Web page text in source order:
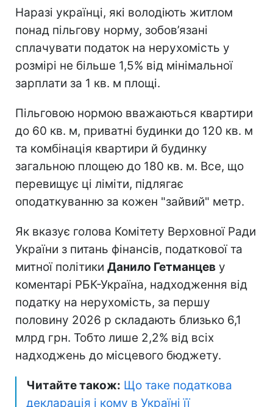
Наразі українці, які володіють житлом
понад пільгову норму, зобов’язані
сплачувати податок на нерухомість у
розмірі не більше 1,5% від мінімальної
зарплати за 1 кв. м площі.
Пільговою нормою вважаються квартири
до 60 кв. м, приватні будинки до 120 кв. м
та комбінація квартири й будинку
загальною площею до 180 кв. м. Все, що
перевищує ці ліміти, підлягає
оподаткуванню за кожен "зайвий" метр.
Як вказує голова Комітету Верховної Ради
України з питань фінансів, податкової та
митної політики Данило Гетманцев у
коментарі РБК-Україна, надходження від
податку на нерухомість, за першу
половину 2026 р складають близько 6,1
млрд грн. Тобто лише 2,2% від всіх
надходжень до місцевого бюджету.
Читайте також: Що таке податкова
декларація і кому в Україні її